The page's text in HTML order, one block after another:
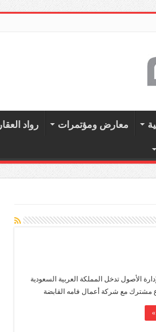
معارض ومؤتمرات رواد العقار
الأصول تدخل المملكة العربية السعودية
مع شركة أعمال فامه القابضة